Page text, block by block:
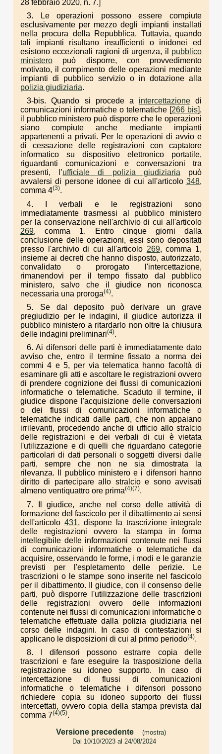
28 febbraio 2020, n. 7.]
3. Le operazioni possono essere compiute
esclusivamente per mezzo degli impianti installati
nella procura della Repubblica. Tuttavia, quando
tali impianti risultano insufficienti o inidonei ed
esistono eccezionali ragioni di urgenza, il pubblico
ministero può disporre, con provvedimento
motivato, il compimento delle operazioni mediante
impianti di pubblico servizio o in dotazione alla
polizia giudiziaria.
3-bis. Quando si procede a intercettazionedi
comunicazioni informatiche o telematiche [266 bis],
il pubblico ministero può disporre che le operazioni
siano compiute anche mediante impianti
appartenenti a privati. Per le operazioni di avvio e
di cessazione delle registrazioni con captatore
informatico su dispositivo elettronico portatile,
riguardanti comunicazioni e conversazioni tra
presenti, l’ufficiale di polizia giudiziaria può
avvalersi di persone idonee di cui all'articolo 348,
comma 4(3).
4. I verbali e le registrazioni sono
immediatamente trasmessi al pubblico ministero
per la conservazione nell'archivio di cui all'articolo
269, comma 1. Entro cinque giorni dalla
conclusione delle operazioni, essi sono depositati
presso l'archivio di cui all'articolo 269, comma 1,
insieme ai decreti che hanno disposto, autorizzato,
convalidato o prorogato l'intercettazione,
rimanendovi per il tempo fissato dal pubblico
ministero, salvo che il giudice non riconosca
necessaria una proroga(4).
5. Se dal deposito può derivare un grave
pregiudizio per le indagini, il giudice autorizza il
pubblico ministero a ritardarlo non oltre la chiusura
delle indagini preliminari(4).
6. Ai difensori delle parti è immediatamente dato
avviso che, entro il termine fissato a norma dei
commi 4 e 5, per via telematica hanno facoltà di
esaminare gli atti e ascoltare le registrazioni ovvero
di prendere cognizione dei flussi di comunicazioni
informatiche o telematiche. Scaduto il termine, il
giudice dispone l'acquisizione delle conversazioni
o dei flussi di comunicazioni informatiche o
telematiche indicati dalle parti, che non appaiano
irrilevanti, procedendo anche di ufficio allo stralcio
delle registrazioni e dei verbali di cui è vietata
l'utilizzazione e di quelli che riguardano categorie
particolari di dati personali o soggetti diversi dalle
parti, sempre che non ne sia dimostrata la
rilevanza. Il pubblico ministero e i difensori hanno
diritto di partecipare allo stralcio e sono avvisati
almeno ventiquattro ore prima(4)(7).
7. Il giudice, anche nel corso delle attività di
formazione del fascicolo per il dibattimento ai sensi
dell'articolo 431, dispone la trascrizione integrale
delle registrazioni ovvero la stampa in forma
intellegibile delle informazioni contenute nei flussi
di comunicazioni informatiche o telematiche da
acquisire, osservando le forme, i modi e le garanzie
previsti per l'espletamento delle perizie. Le
trascrizioni o le stampe sono inserite nel fascicolo
per il dibattimento. Il giudice, con il consenso delle
parti, può disporre l'utilizzazione delle trascrizioni
delle registrazioni ovvero delle informazioni
contenute nei flussi di comunicazioni informatiche o
telematiche effettuate dalla polizia giudiziaria nel
corso delle indagini. In caso di contestazioni si
applicano le disposizioni di cui al primo periodo(4).
8. I difensori possono estrarre copia delle
trascrizioni e fare eseguire la trasposizione della
registrazione su idoneo supporto. In caso di
intercettazione di flussi di comunicazioni
informatiche o telematiche i difensori possono
richiedere copia su idoneo supporto dei flussi
intercettati, ovvero copia della stampa prevista dal
comma 7(4)(5).
Versione precedente
(mostra)
Dal 10/10/2023 al 24/08/2024